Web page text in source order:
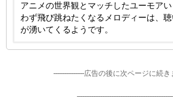
アニメの世界観とマッチしたユーモア
わず飛び跳ねたくなるメロディーは、
が湧いてくるようです。
-----------------広告の後に次ページに続き